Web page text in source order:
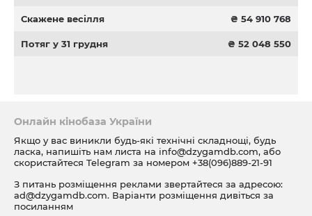
Скажене весілля ₴ 54 910 768
Потяг у 31 грудня ₴ 52 048 550
Онлайн кінобаза України
Якщо у вас виникли будь-які технічні складнощі, будь
ласка, напишіть нам листа на info@dzygamdb.com, або
скористайтеся Telegram за номером +38(096)889-21-91
З питань розміщення реклами звертайтеся за адресою:
ad@dzygamdb.com. Варіанти розміщення дивіться за
посиланням